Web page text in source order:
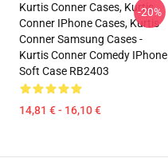
Kurtis Conner Cases, Kurtis
Conner IPhone Cases, Kurtis
Conner Samsung Cases -
Kurtis Conner Comedy IPhone
Soft Case RB2403
14,81 € - 16,10 €
-20%